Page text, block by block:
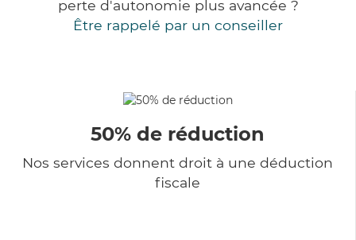
perte d'autonomie plus avancée ?
Être rappelé par un conseiller
50% de réduction
Nos services donnent droit à une déduction
fiscale